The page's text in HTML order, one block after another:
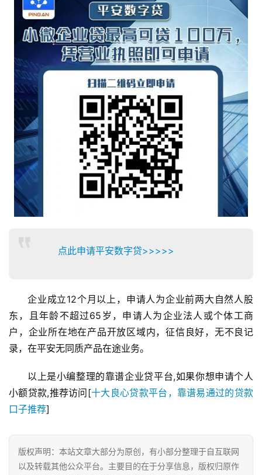
点此申请平安数字贷>>>>>
企业成立12个月以上，申请人为企业前两大自然人股
东，且年龄不超过65岁，申请人为企业法人或个体工商
户，企业所在地在产品开放区域内，征信良好，无不良记
录，在平安无同质产品在途业务。
以上是小编整理的靠谱企业贷平台,如果你想申请个人
小额贷款,推荐访问[十大良心贷款平台，靠谱易通过的贷款
口子推荐]
版权声明：本站文章大部分为原创，有小部分整理于自互联网
以及转载其他公众平台。主要目的在于分享信息，版权归原作